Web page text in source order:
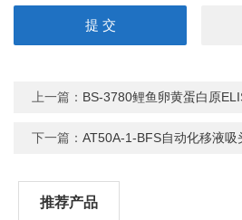
上一篇： BS-3780鲤鱼卵黄蛋白原
下一篇：AT50A-1-BFS自动化移液
推荐产品